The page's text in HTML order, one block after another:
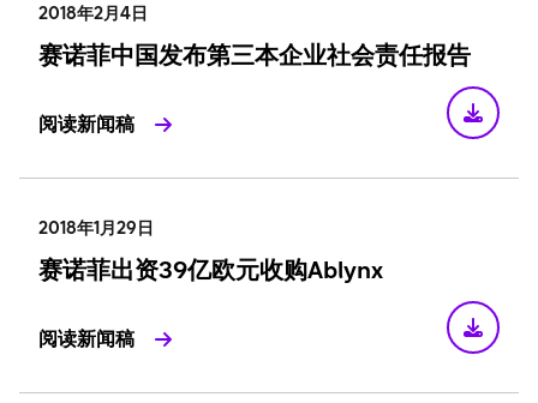
2018年2月4日
赛诺菲中国发布第三本企业社会责任报告
阅读新闻稿
2018年1月29日
赛诺菲出资39亿欧元收购Ablynx
阅读新闻稿